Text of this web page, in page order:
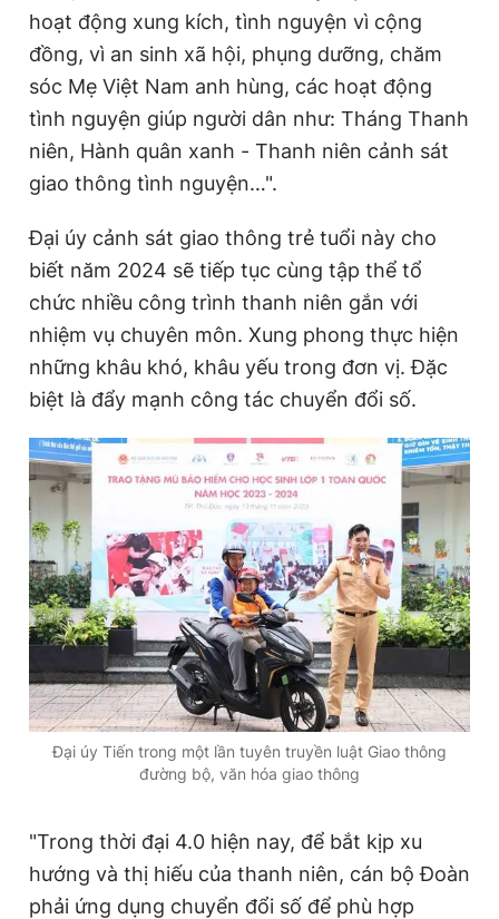
hoạt động xung kích, tình nguyện vì cộng
đồng, vì an sinh xã hội, phụng dưỡng, chăm
sóc Mẹ Việt Nam anh hùng, các hoạt động
tình nguyện giúp người dân như: Tháng Thanh
niên, Hành quân xanh - Thanh niên cảnh sát
giao thông tình nguyện…".
Đại úy cảnh sát giao thông trẻ tuổi này cho
biết năm 2024 sẽ tiếp tục cùng tập thể tổ
chức nhiều công trình thanh niên gắn với
nhiệm vụ chuyên môn. Xung phong thực hiện
những khâu khó, khâu yếu trong đơn vị. Đặc
biệt là đẩy mạnh công tác chuyển đổi số.
Đại úy Tiến trong một lần tuyên truyền luật Giao thông
đường bộ, văn hóa giao thông
"Trong thời đại 4.0 hiện nay, để bắt kịp xu
hướng và thị hiếu của thanh niên, cán bộ Đoàn
phải ứng dụng chuyển đổi số để phù hợp